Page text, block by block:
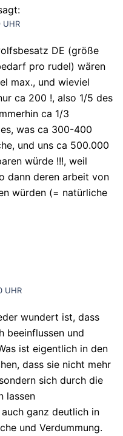
UHR
DE (größe
pro rudel) wären
max., und wieviel
ca 200 !, also 1/5 des
ca 1/3
was ca 300-400
und uns ca 500.000
würde !!!, weil
dann deren arbeit von
würden (= natürliche
UHR
wundert ist, dass
beeinflussen und
ist eigentlich in den
dass sie nicht mehr
sich durch die
lassen
ganz deutlich in
und Verdummung.